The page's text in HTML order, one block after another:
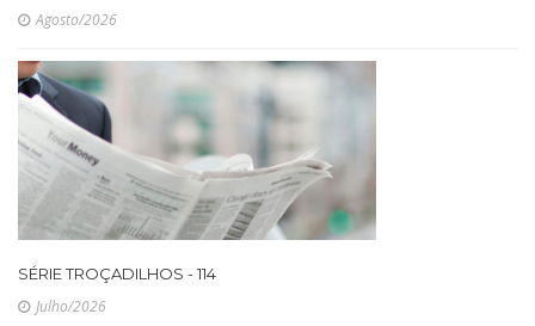
Agosto/2026
SÉRIE TROÇADILHOS - 114
Julho/2026